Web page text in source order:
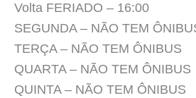
Volta FERIADO – 16:00
SEGUNDA – NÃO TEM
TERÇA – NÃO TEM ÔNIBUS
QUARTA – NÃO TEM ÔNIBUS
QUINTA – NÃO TEM ÔNIBUS